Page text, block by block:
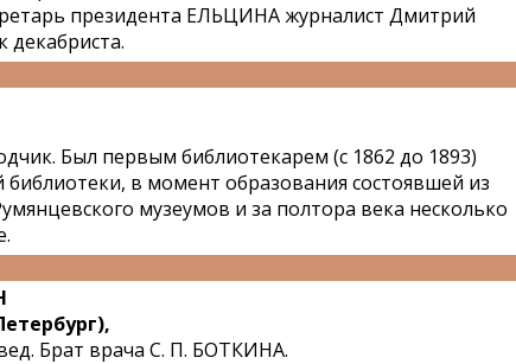
президента ЕЛЬЦИНА журналист Дмитрий
Был первым библиотекарем (с 1862 до 1893)
библиотеки, в момент образования состоявшей из
музеумов и за полтора века несколько
Брат врача С. П. БОТКИНА.